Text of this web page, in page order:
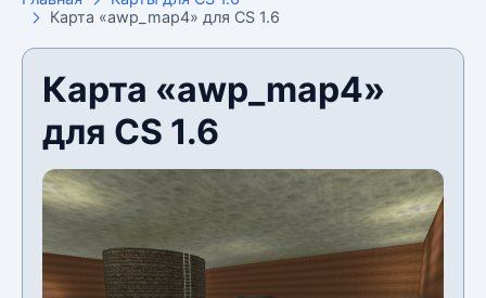
Карта «awp_map4» для CS 1.6
Карта «awp_map4»
для CS 1.6